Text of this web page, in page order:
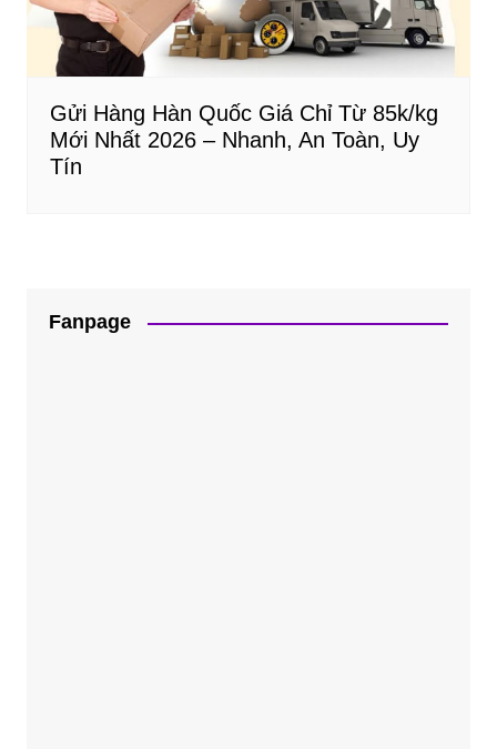
Gửi Hàng Hàn Quốc Giá Chỉ Từ 85k/kg
Mới Nhất 2026 – Nhanh, An Toàn, Uy
Tín
Fanpage